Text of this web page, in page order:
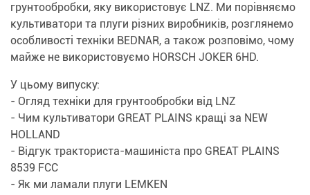
грунтообробки, яку використовує LNZ. Ми порівняємо
культиватори та плуги різних виробників, розглянемо
особливості техніки BEDNAR, а також розповімо, чому
майже не використовуємо HORSCH JOKER 6HD.
У цьому випуску:
- Огляд техніки для грунтообробки від LNZ
- Чим культиватори GREAT PLAINS кращі за NEW
HOLLAND
- Відгук тракториста-машиніста про GREAT PLAINS
8539 FCC
- Як ми ламали плуги LEMKEN